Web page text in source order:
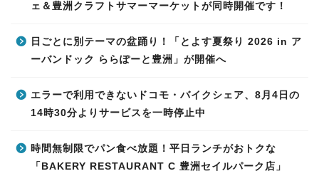
ェ＆豊洲クラフトサマーマーケットが同時開催です！
日ごとに別テーマの盆踊り！「とよす夏祭り 2026 in ア
ーバンドック ららぽーと豊洲」が開催へ
エラーで利用できないドコモ・バイクシェア、8月4日の
14時30分よりサービスを一時停止中
時間無制限でパン食べ放題！平日ランチがおトクな
「BAKERY RESTAURANT C 豊洲セイルパーク店」